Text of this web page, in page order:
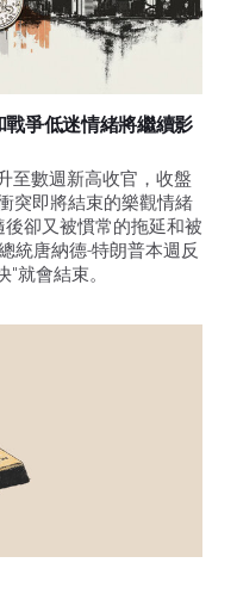
爭低迷情緒將繼續影
至數週新高收官，收盤
突即將結束的樂觀情緒
卻又被慣常的拖延和被
統唐納德-特朗普本週反
就會結束。